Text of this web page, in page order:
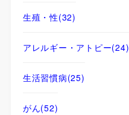
生殖・性(32)
アレルギー・アトピー(24)
生活習慣病(25)
がん(52)